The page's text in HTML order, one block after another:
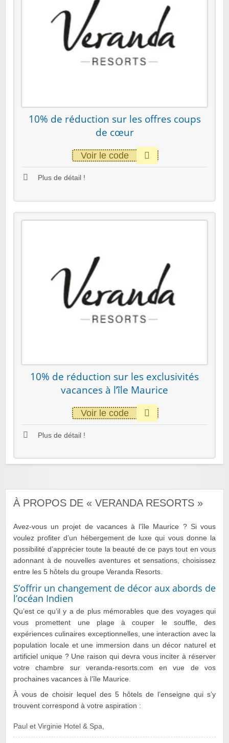
10% de réduction sur les offres coups
de cœur
Voir le code
Plus de détail !
10% de réduction sur les exclusivités
vacances à l’île Maurice
Voir le code
Plus de détail !
À PROPOS DE « VERANDA RESORTS »
Avez-vous un projet de vacances à l’île Maurice ? Si vous
voulez profiter d’un hébergement de luxe qui vous donne la
possibilité d’apprécier toute la beauté de ce pays tout en vous
adonnant à de nouvelles aventures et sensations, choisissez
entre les 5 hôtels du groupe Veranda Resorts.
S’offrir un changement de décor aux abords de
l’océan Indien
Qu’est ce qu’il y a de plus mémorables que des voyages qui
vous promettent une plage à couper le souffle, des
expériences culinaires exceptionnelles, une interaction avec la
population locale et une immersion dans un décor naturel et
artificiel unique ? Une raison qui devra vous inciter à réserver
votre chambre sur veranda-resorts.com en vue de vos
prochaines vacances à l’île Maurice.
À vous de choisir lequel des 5 hôtels de l’enseigne qui s’y
trouvent correspond à votre aspiration :
Paul et Virginie Hotel & Spa,